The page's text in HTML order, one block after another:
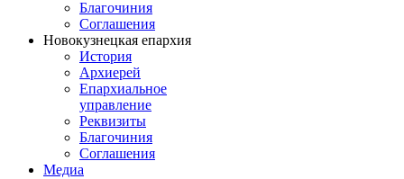
Благочиния
Соглашения
Новокузнецкая епархия
История
Архиерей
Епархиальное
управление
Реквизиты
Благочиния
Соглашения
Медиа